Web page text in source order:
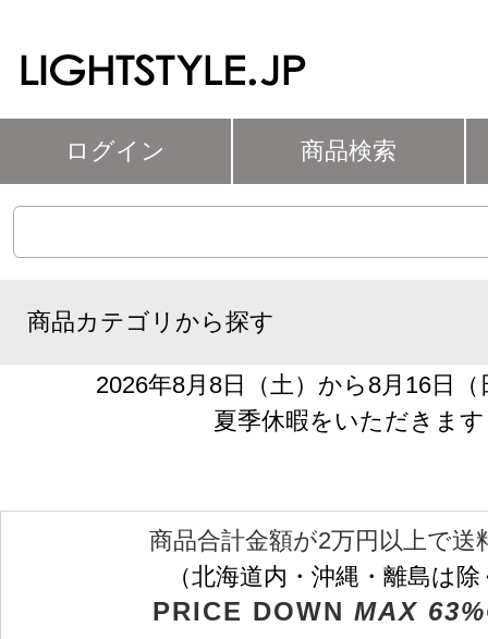
ログイン 商品検索
商品カテゴリから探す
2026年8月8日（土）から8月16日
夏季休暇をいただきます
商品合計金額が2万円以上で送
（北海道内・沖縄・離島は
PRICE DOWN MAX